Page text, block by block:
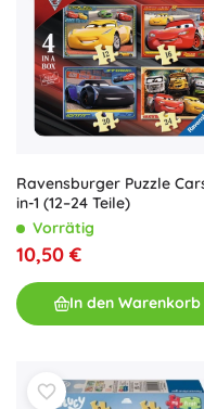
Ravensburger Puzzle
in-1 (12–24 Teile)
Vorrätig
10,50 €
In den Warenkorb